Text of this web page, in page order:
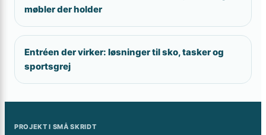
møbler der holder
Entréen der virker: løsninger til sko, tasker og
sportsgrej
PROJEKT I SMÅ SKRIDT